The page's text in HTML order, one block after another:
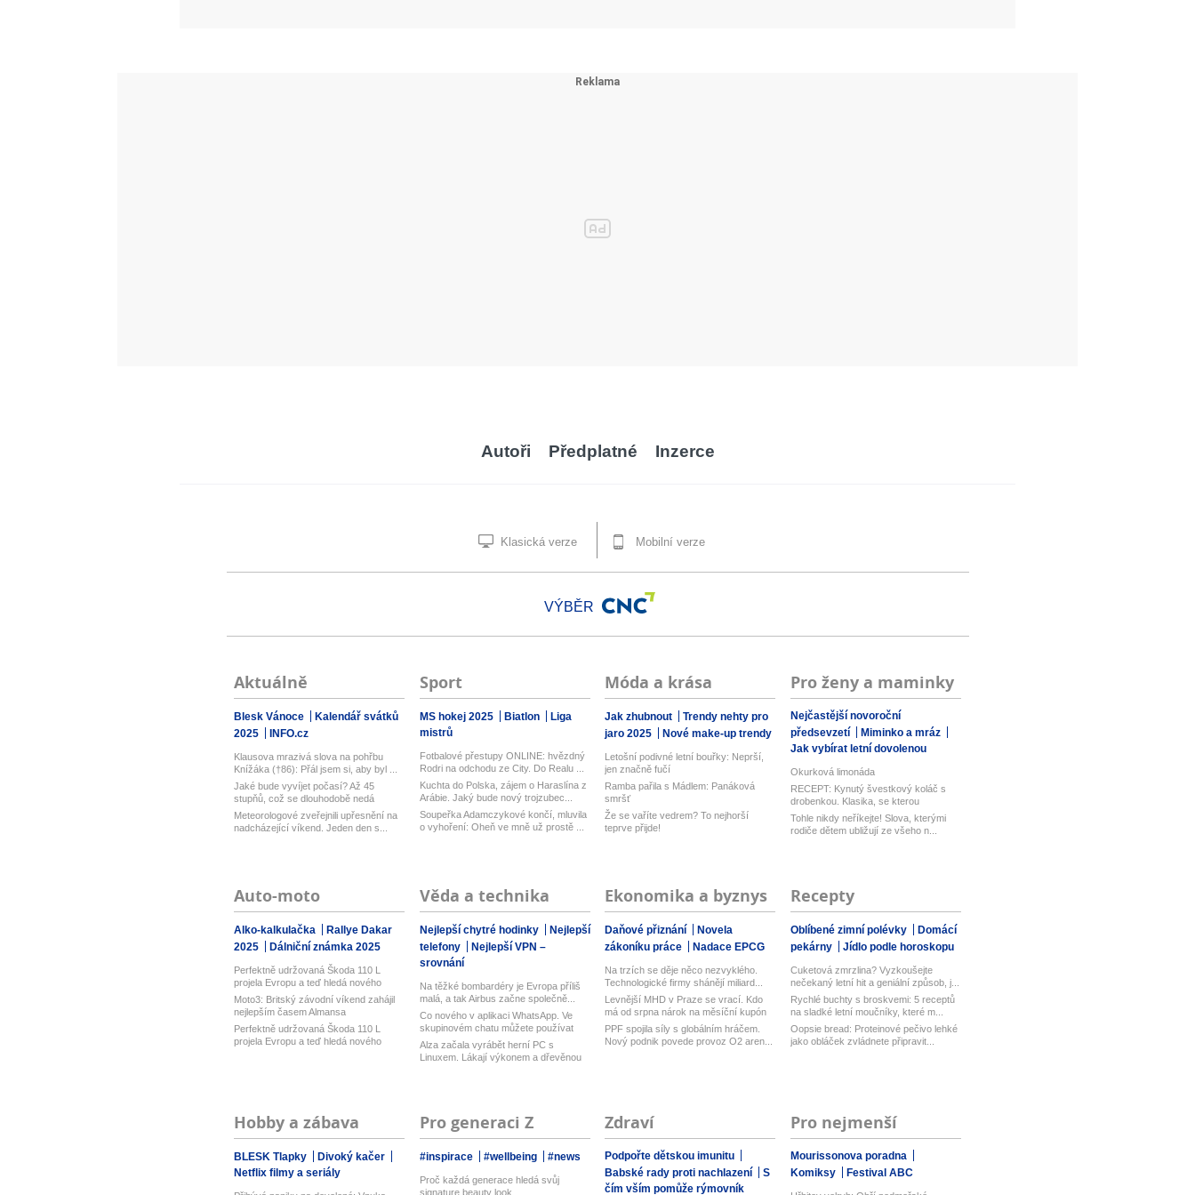
Autoři Předplatné Inzerce
Klasická verze Mobilní verze
VÝBĚR
Aktuálně
Blesk Vánoce
Kalendář svátků
2025
INFO.cz
Klausova mrazivá slova na pohřbu
Knížáka (†86): Přál jsem si, aby byl ...
Jaké bude vyvíjet počasí? Až 45
stupňů, což se dlouhodobě nedá
vydržet...
Meteorologové zveřejnili upřesnění na
nadcházející víkend. Jeden den s...
Sport
MS hokej 2025 Biatlon
Liga
mistrů
Fotbalové přestupy ONLINE: hvězdný
Rodri na odchodu ze City. Do Realu ...
Kuchta do Polska, zájem o Haraslína z
Arábie. Jaký bude nový trojzubec...
Soupeřka Adamczykové končí, mluvila
o vyhoření: Oheň ve mně už prostě ...
Móda a krása
Jak zhubnout
Trendy nehty pro
jaro 2025
Nové make-up trendy
Letošní podivné letní bouřky: Neprší,
jen značně fučí
Ramba pařila s Mádlem: Panáková
smršť
Že se vaříte vedrem? To nejhorší
teprve přijde!
Pro ženy a maminky
Nejčastější novoroční
předsevzetí
Miminko a mráz
Jak vybírat letní dovolenou
Okurková limonáda
RECEPT: Kynutý švestkový koláč s
drobenkou. Klasika, se kterou
zaboduj...
Tohle nikdy neříkejte! Slova, kterými
rodiče dětem ubližují ze všeho n...
Auto-moto
Alko-kalkulačka
Rallye Dakar
2025
Dálniční známka 2025
Perfektně udržovaná Škoda 110 L
projela Evropu a teď hledá nového
dobr...
Moto3: Britský závodní víkend zahájil
nejlepším časem Almansa
Perfektně udržovaná Škoda 110 L
projela Evropu a teď hledá nového
Věda a technika
Nejlepší chytré hodinky
Nejlepší
telefony
Nejlepší VPN –
srovnání
Na těžké bombardéry je Evropa příliš
malá, a tak Airbus začne společně...
Co nového v aplikaci WhatsApp. Ve
skupinovém chatu můžete používat
zmí...
Alza začala vyrábět herní PC s
Linuxem. Lákají výkonem a dřevěnou
Ekonomika a byznys
Daňové přiznání
Novela
zákoníku práce
Nadace EPCG
Na trzích se děje něco nezvyklého.
Technologické firmy shánějí miliard...
Levnější MHD v Praze se vrací. Kdo
má od srpna nárok na měsíční kupón
...
PPF spojila síly s globálním hráčem.
Nový podnik povede provoz O2 aren...
Recepty
Oblíbené zimní polévky
Domácí
pekárny
Jídlo podle horoskopu
Cuketová zmrzlina? Vyzkoušejte
nečekaný letní hit a geniální způsob, j...
Rychlé buchty s broskvemi: 5 receptů
na sladké letní moučníky, které m...
Oopsie bread: Proteinové pečivo lehké
jako obláček zvládnete připravit...
Hobby a zábava
BLESK Tlapky
Divoký kačer
Netflix filmy a seriály
Pro generaci Z
#inspirace #wellbeing #news
Proč každá generace hledá svůj
signature beauty look
Zdraví
Podpořte dětskou imunitu
Babské rady proti nachlazení
S
čím vším pomůže rýmovník
Pro nejmenší
Mourissonova poradna
Komiksy
Festival ABC